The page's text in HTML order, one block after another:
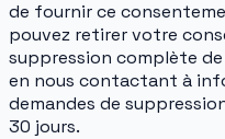
de fournir ce
pouvez retirer votre
suppression complète
en nous contactant à
demandes de
30 jours.